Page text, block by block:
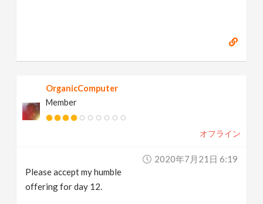
OrganicComputer
Member
オフライン
2020年7月21日 6:19
Please accept my humble
offering for day 12.